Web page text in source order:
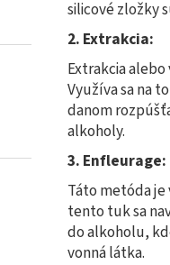
silicové zložky
2. Extrakcia:
Extrakcia
Využíva sa na
danom
alkoholy.
3. Enfleurage:
Táto metóda
tento tuk sa
do alkoholu,
vonná látka.